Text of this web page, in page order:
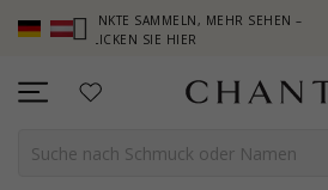
SAMMELN, MEHR SEHEN –
SIE HIER